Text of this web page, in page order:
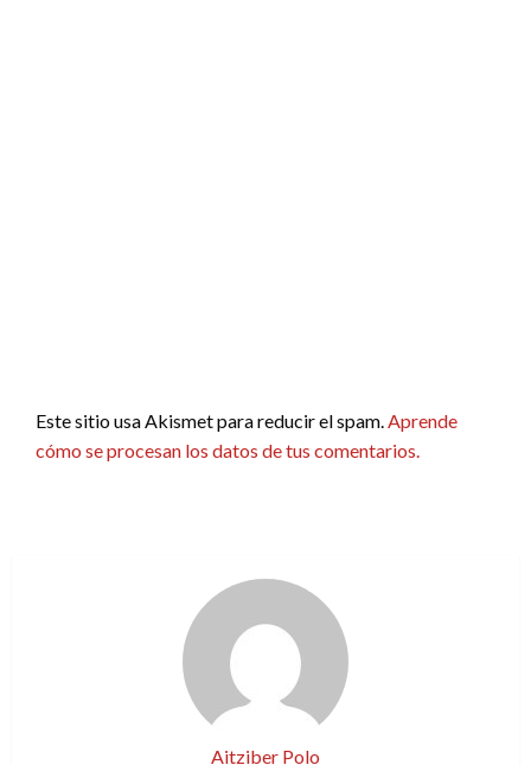
Este sitio usa Akismet para reducir el spam. Aprende
cómo se procesan los datos de tus comentarios.
Aitziber Polo